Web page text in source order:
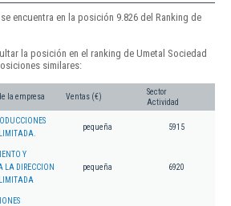
encuentra en la posición 9.826 del Ranking de
la posición en el ranking de Umetal Sociedad
similares:
la empresa Ventas (€)
Sector
Actividad
pequeña 5915
Y
LA DIRECCION
pequeña 6920